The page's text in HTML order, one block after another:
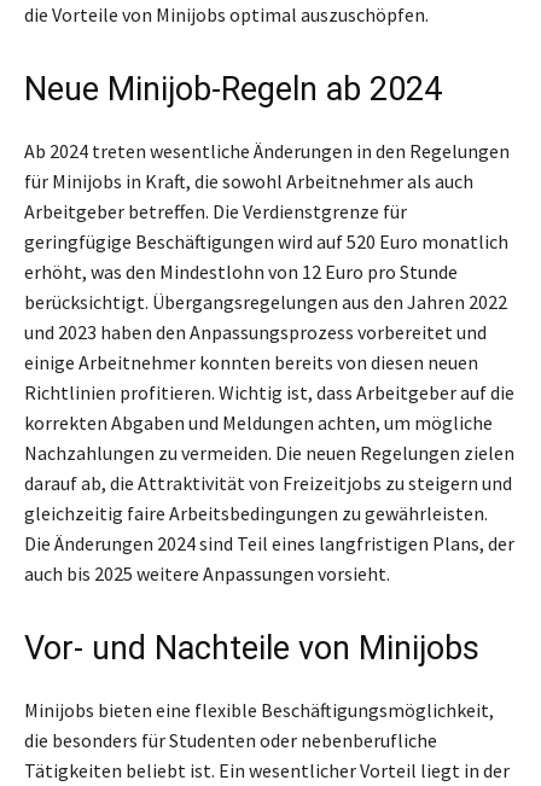
die Vorteile von Minijobs optimal auszuschöpfen.
Neue Minijob-Regeln ab 2024
Ab 2024 treten wesentliche Änderungen in den Regelungen
für Minijobs in Kraft, die sowohl Arbeitnehmer als auch
Arbeitgeber betreffen. Die Verdienstgrenze für
geringfügige Beschäftigungen wird auf 520 Euro monatlich
erhöht, was den Mindestlohn von 12 Euro pro Stunde
berücksichtigt. Übergangsregelungen aus den Jahren 2022
und 2023 haben den Anpassungsprozess vorbereitet und
einige Arbeitnehmer konnten bereits von diesen neuen
Richtlinien profitieren. Wichtig ist, dass Arbeitgeber auf die
korrekten Abgaben und Meldungen achten, um mögliche
Nachzahlungen zu vermeiden. Die neuen Regelungen zielen
darauf ab, die Attraktivität von Freizeitjobs zu steigern und
gleichzeitig faire Arbeitsbedingungen zu gewährleisten.
Die Änderungen 2024 sind Teil eines langfristigen Plans, der
auch bis 2025 weitere Anpassungen vorsieht.
Vor- und Nachteile von Minijobs
Minijobs bieten eine flexible Beschäftigungsmöglichkeit,
die besonders für Studenten oder nebenberufliche
Tätigkeiten beliebt ist. Ein wesentlicher Vorteil liegt in der